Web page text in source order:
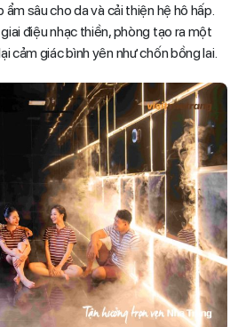
sâu cho da và cải thiện hệ hô hấp.
điệu nhạc thiền, phòng tạo ra một
cảm giác bình yên như chốn bồng lai.